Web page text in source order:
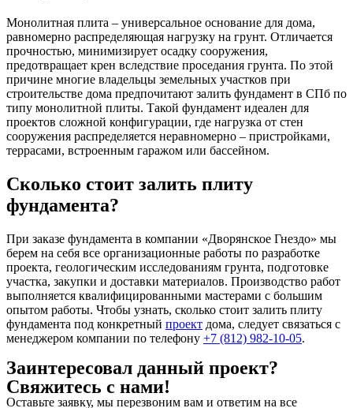
Монолитная плита – универсальное основание для дома,
равномерно распределяющая нагрузку на грунт. Отличается
прочностью, минимизирует осадку сооружения,
предотвращает крен вследствие проседания грунта. По этой
причине многие владельцы земельных участков при
строительстве дома предпочитают залить фундамент в СПб по
типу монолитной плиты. Такой фундамент идеален для
проектов сложной конфигурации, где нагрузка от стен
сооружения распределяется неравномерно – пристройками,
террасами, встроенным гаражом или бассейном.
Сколько стоит залить плиту
фундамента?
При заказе фундамента в компании «Дворянское Гнездо» мы
берем на себя все организационные работы по разработке
проекта, геологическим исследованиям грунта, подготовке
участка, закупки и доставки материалов. Производство работ
выполняется квалифицированными мастерами с большим
опытом работы. Чтобы узнать, сколько стоит залить плиту
фундамента под конкретный проект дома, следует связаться с
менеджером компании по телефону +7 (812) 982-10-05.
Заинтересовал данный проект?
Свяжитесь с нами!
Оставьте заявку, мы перезвоним вам и ответим на все